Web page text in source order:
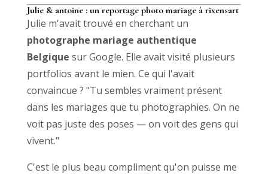
Julie & antoine : un reportage photo mariage à rixensart
Julie m'avait trouvé en cherchant un
photographe mariage authentique
Belgique sur Google. Elle avait visité plusieurs
portfolios avant le mien. Ce qui l'avait
convaincue ? "Tu sembles vraiment présent
dans les mariages que tu photographies. On ne
voit pas juste des poses — on voit des gens qui
vivent."
C'est le plus beau compliment qu'on puisse me